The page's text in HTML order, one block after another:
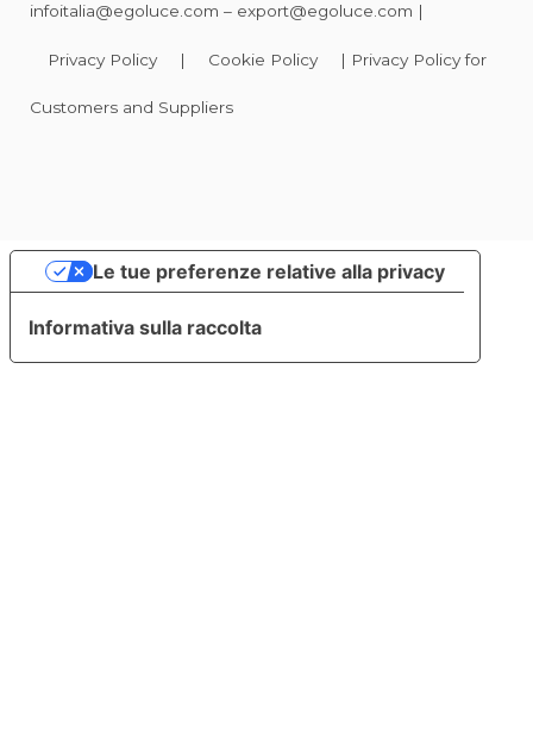
infoitalia@egoluce.com – export@egoluce.com |
Privacy Policy | Cookie Policy | Privacy Policy for
Customers and Suppliers
Informativa sulla raccolta
Le tue preferenze relative alla privacy